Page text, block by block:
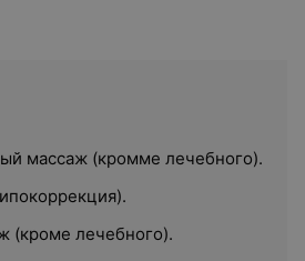
массаж (кромме лечебного).
(кроме лечебного).